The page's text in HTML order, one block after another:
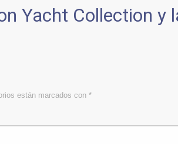
Yacht Collection y
están marcados con *